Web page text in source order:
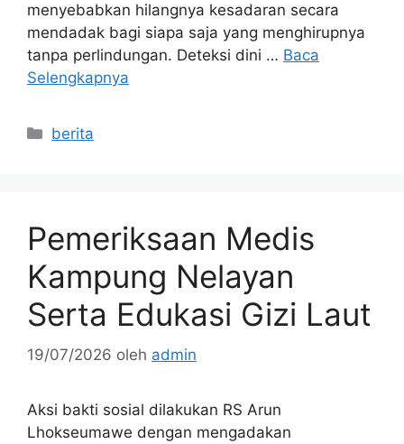
menyebabkan hilangnya kesadaran secara
mendadak bagi siapa saja yang menghirupnya
tanpa perlindungan. Deteksi dini … Baca
Selengkapnya
Kategori
berita
Pemeriksaan Medis
Kampung Nelayan
Serta Edukasi Gizi Laut
19/07/2026 oleh admin
Aksi bakti sosial dilakukan RS Arun
Lhokseumawe dengan mengadakan